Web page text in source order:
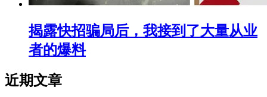
揭露快招骗局后，我接到了大量从业
者的爆料
近期文章